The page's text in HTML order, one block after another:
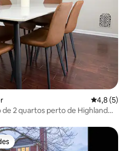
4,8 de
4,8 (5)
2 quartos perto de Highland
dos hóspedes